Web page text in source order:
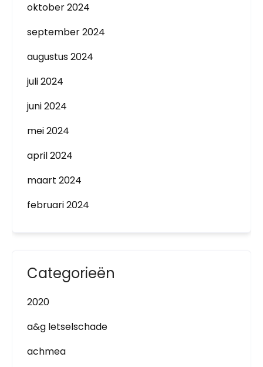
oktober 2024
september 2024
augustus 2024
juli 2024
juni 2024
mei 2024
april 2024
maart 2024
februari 2024
Categorieën
2020
a&g letselschade
achmea